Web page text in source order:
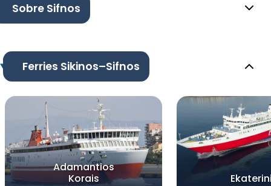
Sobre Sifnos
Ferries Sikinos–Sifnos
Adamantios
Korais